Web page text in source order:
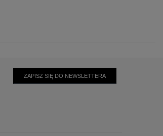
ZAPISZ SIĘ DO NEWSLETTERA